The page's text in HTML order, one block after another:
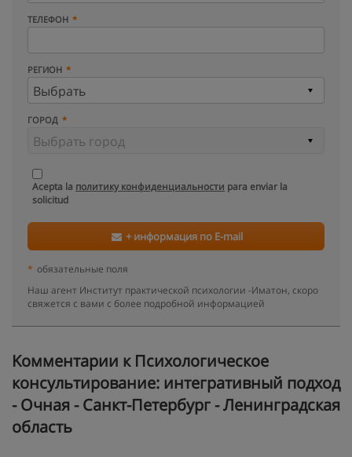
ТЕЛЕФОН
РЕГИОН
ГОРОД
Acepta la политику конфиденциальности para enviar la
solicitud
+ информация по E-mail
* обязательные поля
Наш агент Институт практической психологии -Иматон, скоро
свяжется с вами с более подробной информацией
Kомментарии к Психологическое
консультирование: интегративный подход
- Очная - Санкт-Петербург - Ленинградская
область